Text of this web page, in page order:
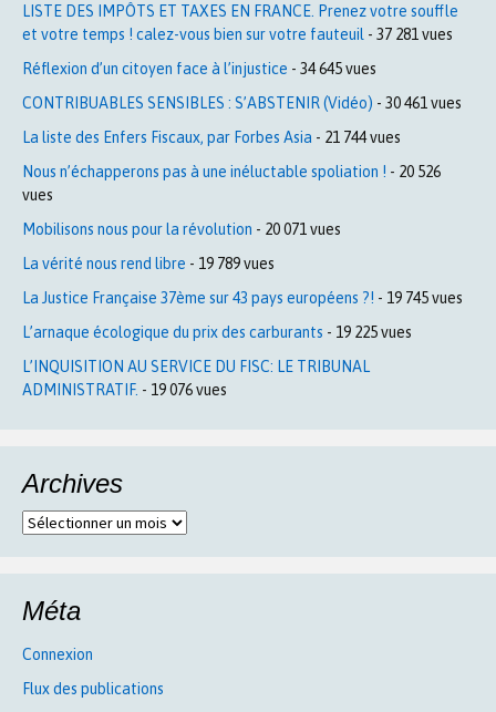
LISTE DES IMPÔTS ET TAXES EN FRANCE. Prenez votre souffle
et votre temps ! calez-vous bien sur votre fauteuil - 37 281 vues
Réflexion d’un citoyen face à l’injustice - 34 645 vues
CONTRIBUABLES SENSIBLES : S’ABSTENIR (Vidéo) - 30 461 vues
La liste des Enfers Fiscaux, par Forbes Asia - 21 744 vues
Nous n’échapperons pas à une inéluctable spoliation ! - 20 526
vues
Mobilisons nous pour la révolution - 20 071 vues
La vérité nous rend libre - 19 789 vues
La Justice Française 37ème sur 43 pays européens ?! - 19 745 vues
L’arnaque écologique du prix des carburants - 19 225 vues
L’INQUISITION AU SERVICE DU FISC: LE TRIBUNAL
ADMINISTRATIF. - 19 076 vues
Archives
Archives
Méta
Connexion
Flux des publications